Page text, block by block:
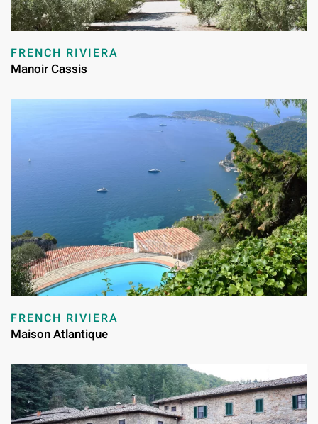
FRENCH RIVIERA
Manoir Cassis
FRENCH RIVIERA
Maison Atlantique